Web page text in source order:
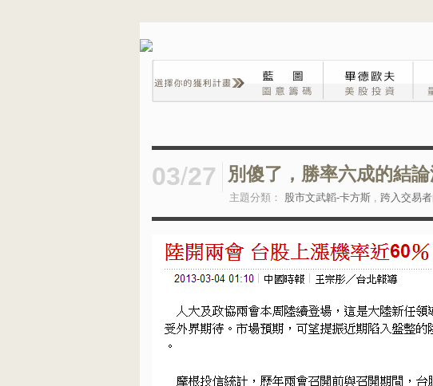
03/27 別傻了，勝率六成的結論
主題分類： 股市文武韜-卡方斯, 跨入交易